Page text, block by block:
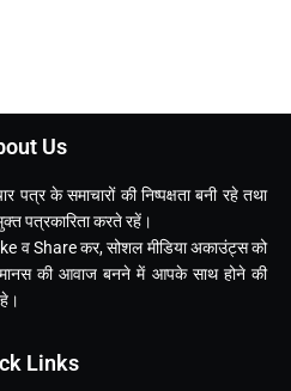
Us
के समाचारों की निष्पक्षता बनी रहे तथा
पत्रकारिता करते रहें।
व Share कर, सोशल मीडिया अकाउंट्स को
की आवाज बनने में आपके साथ होने की
Links